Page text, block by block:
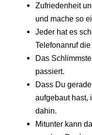
Zufriedenheit
und mache so
Jeder hat es
Telefonanruf
Das
passiert.
Dass Du
aufgebaut hast,
dahin.
Mitunter kann